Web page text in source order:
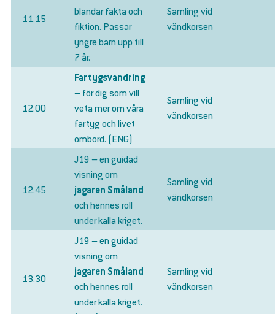
11.15
blandar fakta och
fiktion. Passar
yngre barn upp till
7 år.
Samling vid
vändkorsen
12.00
Fartygsvandring
– för dig som vill
veta mer om våra
fartyg och livet
ombord. (ENG)
Samling vid
vändkorsen
12.45
J19 – en guidad
visning om
jagaren Småland
och hennes roll
under kalla kriget.
Samling vid
vändkorsen
13.30
J19 – en guidad
visning om
jagaren Småland
och hennes roll
under kalla kriget.
Samling vid
vändkorsen